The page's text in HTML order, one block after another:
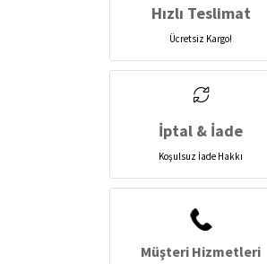
Hızlı Teslimat
Ücretsiz Kargo!
İptal & İade
Koşulsuz İade Hakkı
Müşteri Hizmetleri